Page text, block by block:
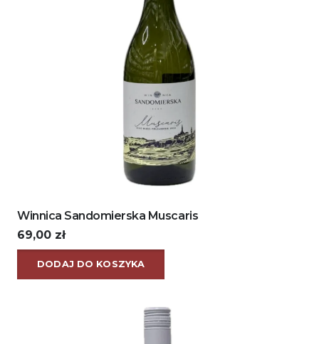
Winnica Sandomierska Muscaris
69,00 zł
DODAJ DO KOSZYKA